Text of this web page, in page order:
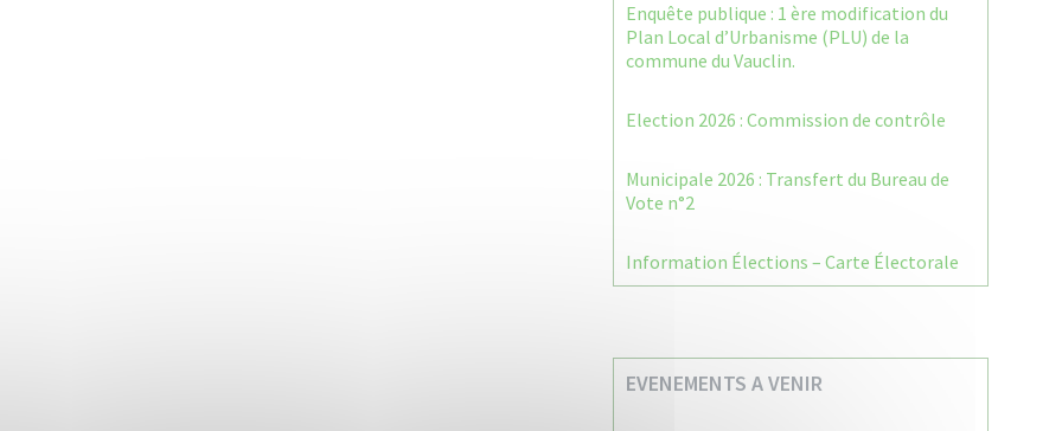
Enquête publique : 1 ère modification du
Plan Local d’Urbanisme (PLU) de la
commune du Vauclin.
Election 2026 : Commission de contrôle
Municipale 2026 : Transfert du Bureau de
Vote n°2
Information Élections – Carte Électorale
EVENEMENTS A VENIR